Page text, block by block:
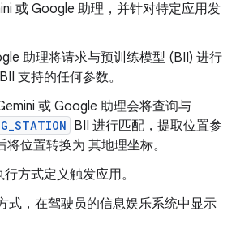
或 Google 助理，并针对特定应用发
助理将请求与预训练模型 (BII) 进行
支持的任何参数。
或 Google 助理会将查询与
BII 进行匹配，提取位置参
将位置转换为 其地理坐标。
方式定义触发应用。
式，在驾驶员的信息娱乐系统中显示